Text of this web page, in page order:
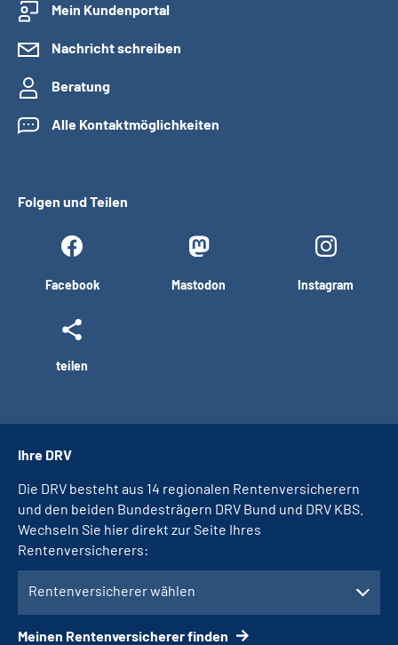
Mein Kundenportal
Nachricht schreiben
Beratung
Alle Kontaktmöglichkeiten
Folgen und Teilen
Facebook Mastodon Instagram
teilen
Ihre DRV
Die DRV besteht aus 14 regionalen Rentenversicherern
und den beiden Bundesträgern DRV Bund und DRV KBS.
Wechseln Sie hier direkt zur Seite Ihres
Rentenversicherers:
Rentenversicherer wählen
Meinen Rentenversicherer finden